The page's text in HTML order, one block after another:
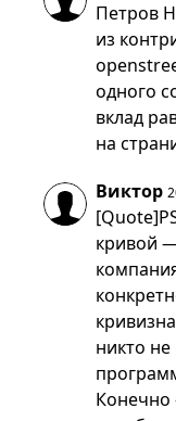
Петров
из
одного
вклад
на
Виктор
кривой
никто
Конечно